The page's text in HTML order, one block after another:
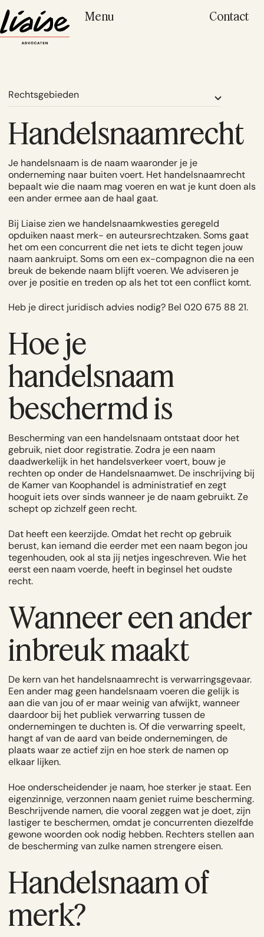
Menu Contact
Rechtsgebieden
Handelsnaamrecht
Je handelsnaam is de naam waaronder je je
onderneming naar buiten voert. Het handelsnaamrecht
bepaalt wie die naam mag voeren en wat je kunt doen als
een ander ermee aan de haal gaat.
Bij Liaise zien we handelsnaamkwesties geregeld
opduiken naast merk- en auteursrechtzaken. Soms gaat
het om een concurrent die net iets te dicht tegen jouw
naam aankruipt. Soms om een ex-compagnon die na een
breuk de bekende naam blijft voeren. We adviseren je
over je positie en treden op als het tot een conflict komt.
Heb je direct juridisch advies nodig? Bel 020 675 88 21.
Hoe je
handelsnaam
beschermd is
Bescherming van een handelsnaam ontstaat door het
gebruik, niet door registratie. Zodra je een naam
daadwerkelijk in het handelsverkeer voert, bouw je
rechten op onder de Handelsnaamwet. De inschrijving bij
de Kamer van Koophandel is administratief en zegt
hooguit iets over sinds wanneer je de naam gebruikt. Ze
schept op zichzelf geen recht.
Dat heeft een keerzijde. Omdat het recht op gebruik
berust, kan iemand die eerder met een naam begon jou
tegenhouden, ook al sta jij netjes ingeschreven. Wie het
eerst een naam voerde, heeft in beginsel het oudste
recht.
Wanneer een ander
inbreuk maakt
De kern van het handelsnaamrecht is verwarringsgevaar.
Een ander mag geen handelsnaam voeren die gelijk is
aan die van jou of er maar weinig van afwijkt, wanneer
daardoor bij het publiek verwarring tussen de
ondernemingen te duchten is. Of die verwarring speelt,
hangt af van de aard van beide ondernemingen, de
plaats waar ze actief zijn en hoe sterk de namen op
elkaar lijken.
Hoe onderscheidender je naam, hoe sterker je staat. Een
eigenzinnige, verzonnen naam geniet ruime bescherming.
Beschrijvende namen, die vooral zeggen wat je doet, zijn
lastiger te beschermen, omdat je concurrenten diezelfde
gewone woorden ook nodig hebben. Rechters stellen aan
de bescherming van zulke namen strengere eisen.
Handelsnaam of
merk?